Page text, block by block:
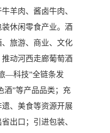
羊肉、酱卤牛肉、
休闲零食产业。酒
旅游、商业、文化
动河西走廊葡萄酒
—科技”全链条发
酒”等产品品类；充
、美食等资源开展
出口；引进包装、